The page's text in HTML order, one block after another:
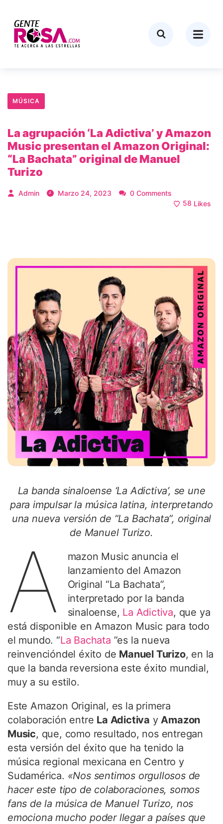
MÚSICA
La agrupación ‘La Adictiva’ y Amazon
Music presentan el Amazon Original:
“La Bachata” original de Manuel
Turizo
Admin Marzo 24, 2023
0 Comments
58 Likes
La banda sinaloense ‘La Adictiva’, se une
para impulsar la música latina, interpretando
una nueva versión de “La Bachata”, original
de Manuel Turizo.
A
mazon Music anuncia el
lanzamiento del Amazon
Original “La Bachata”,
interpretado por la banda
sinaloense, La Adictiva, que ya
está disponible en Amazon Music para todo
el mundo. “La Bachata ”es la nueva
reinvencióndel éxito de Manuel Turizo, en la
que la banda reversiona este éxito mundial,
muy a su estilo.
Este Amazon Original, es la primera
colaboración entre La Adictiva y Amazon
Music, que, como resultado, nos entregan
esta versión del éxito que ha tenido la
música regional mexicana en Centro y
Sudamérica. «Nos sentimos orgullosos de
hacer este tipo de colaboraciones, somos
fans de la música de Manuel Turizo, nos
emociona mucho poder llegar a países que